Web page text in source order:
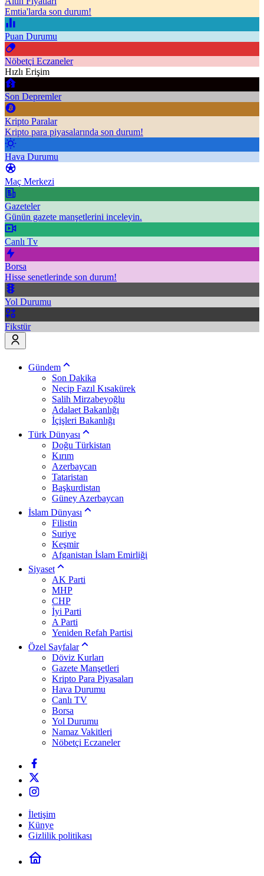
Emtia'larda son durum!
Puan Durumu
Nöbetçi Eczaneler
Hızlı Erişim
Son Depremler
Kripto Paralar
Kripto para piyasalarında son durum!
Hava Durumu
Maç Merkezi
Gazeteler
Günün gazete manşetlerini inceleyin.
Canlı Tv
Borsa
Hisse senetlerinde son durum!
Yol Durumu
Fikstür
Gündem
Son Dakika
Necip Fazıl Kısakürek
Salih Mirzabeyoğlu
Adalaet Bakanlığı
İçişleri Bakanlığı
Türk Dünyası
Doğu Türkistan
Kırım
Azerbaycan
Tataristan
Başkurdistan
Güney Azerbaycan
İslam Dünyası
Filistin
Suriye
Keşmir
Afganistan İslam Emirliği
Siyaset
AK Parti
MHP
CHP
İyi Parti
A Parti
Yeniden Refah Partisi
Özel Sayfalar
Döviz Kurları
Gazete Manşetleri
Kripto Para Piyasaları
Hava Durumu
Canlı TV
Borsa
Yol Durumu
Namaz Vakitleri
Nöbetçi Eczaneler
İletişim
Künye
Gizlilik politikası